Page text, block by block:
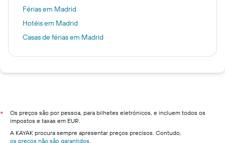
Férias em Madrid
Hotéis em Madrid
Casas de férias em Madrid
*
Os preços são por pessoa, para bilhetes eletrónicos, e incluem todos os
impostos e taxas em EUR.
A KAYAK procura sempre apresentar preços precisos. Contudo,
os preços não são garantidos.